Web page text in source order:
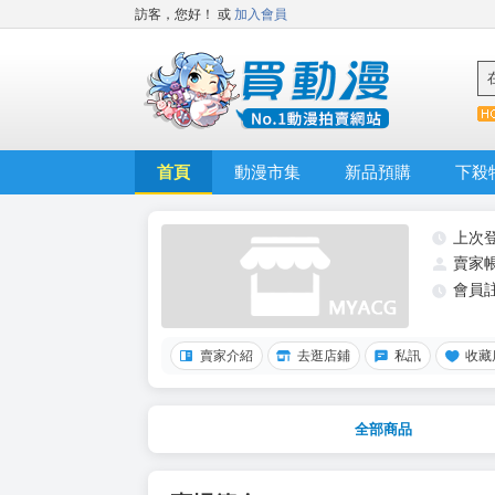
訪客，您好！ 或 加入會員
首頁 動漫市集 新品預購 下殺
上次
賣家
會員
賣家介紹 去逛店鋪 私訊 收藏
全部商品